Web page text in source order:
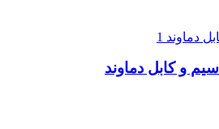
و کابل دماوند